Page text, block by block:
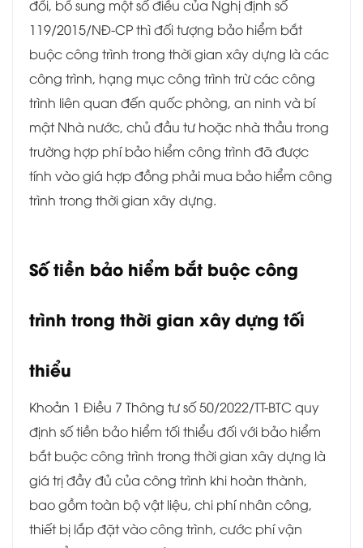
đổi, bổ sung một số điều của Nghị định số
119/2015/NĐ-CP thì đối tượng bảo hiểm bắt
buộc công trình trong thời gian xây dựng là các
công trình, hạng mục công trình trừ các công
trình liên quan đến quốc phòng, an ninh và bí
mật Nhà nước, chủ đầu tư hoặc nhà thầu trong
trường hợp phí bảo hiểm công trình đã được
tính vào giá hợp đồng phải mua bảo hiểm công
trình trong thời gian xây dựng.
Số tiền bảo hiểm bắt buộc công
trình trong thời gian xây dựng tối
thiểu
Khoản 1 Điều 7 Thông tư số 50/2022/TT-BTC quy
định số tiền bảo hiểm tối thiểu đối với bảo hiểm
bắt buộc công trình trong thời gian xây dựng là
giá trị đầy đủ của công trình khi hoàn thành,
bao gồm toàn bộ vật liệu, chi phí nhân công,
thiết bị lắp đặt vào công trình, cước phí vận